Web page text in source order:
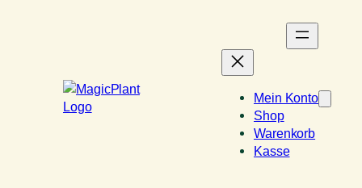
Mein Konto
Shop
Warenkorb
Kasse